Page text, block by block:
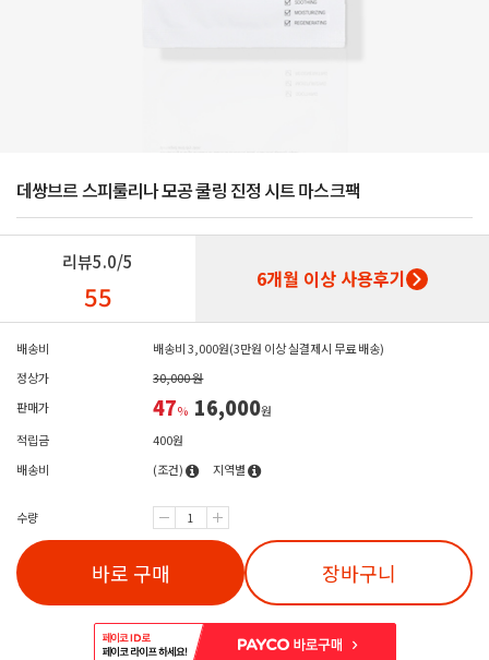
데쌍브르 스피룰리나 모공 쿨링 진정 시트 마스크팩
리뷰5.0/5
55 6개월 이상 사용후기
배송비
배송비 3,000원(3만원 이상 실결제시 무료 배송)
정상가
30,000 원
판매가
47% 16,000원
적립금
400원
배송비
(조건) 지역별
수량
바로 구매 장바구니